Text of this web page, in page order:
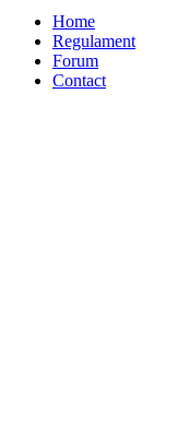
Home
Regulament
Forum
Contact